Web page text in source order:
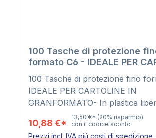
100 Tasche di protezione
formato C6 - IDEALE PER
100 Tasche di protezione fino
IDEALE PER CARTOLINE IN
GRANFORMATO- In plastica
ammorbidenti, senza plastificanti
componenti nocivi - Lato lungo
10,88 €*
13,60 €* (20% risparmio)
con il codice sconto
Prezzi incl. IVA piú costi di spedizione